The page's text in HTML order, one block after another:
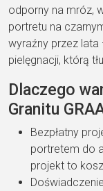
odporny na mróz,
portretu na
wyraźny przez lata
pielęgnacji, którą
Dlaczego
Granitu
Bezpłatny
portretem do
projekt to